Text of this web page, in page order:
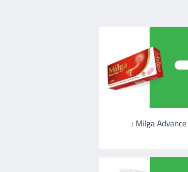
ميلجا ادفانس اقراص Milga Advance :